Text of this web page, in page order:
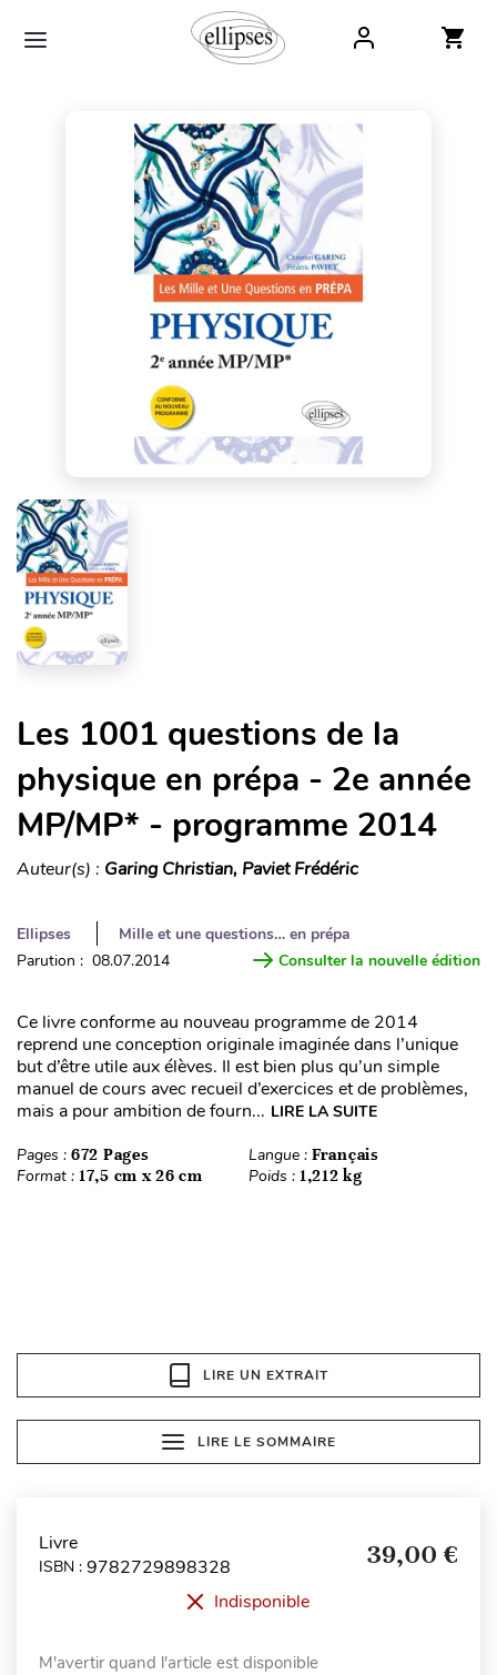
Les 1001 questions de la
physique en prépa - 2e année
MP/MP* - programme 2014
Auteur(s) : Garing Christian, Paviet Frédéric
Ellipses
Mille et une questions… en prépa
Parution : 08.07.2014
Consulter la nouvelle édition
Ce livre conforme au nouveau programme de 2014
reprend une conception originale imaginée dans l’unique
but d’être utile aux élèves. Il est bien plus qu’un simple
manuel de cours avec recueil d’exercices et de problèmes,
mais a pour ambition de fourn... LIRE LA SUITE
Pages : 672 Pages Langue : Français
Format : 17,5 cm x 26 cm Poids : 1,212 kg
LIRE UN EXTRAIT
LIRE LE SOMMAIRE
Livre
ISBN : 9782729898328 39,00 €
Indisponible
M'avertir quand l'article est disponible